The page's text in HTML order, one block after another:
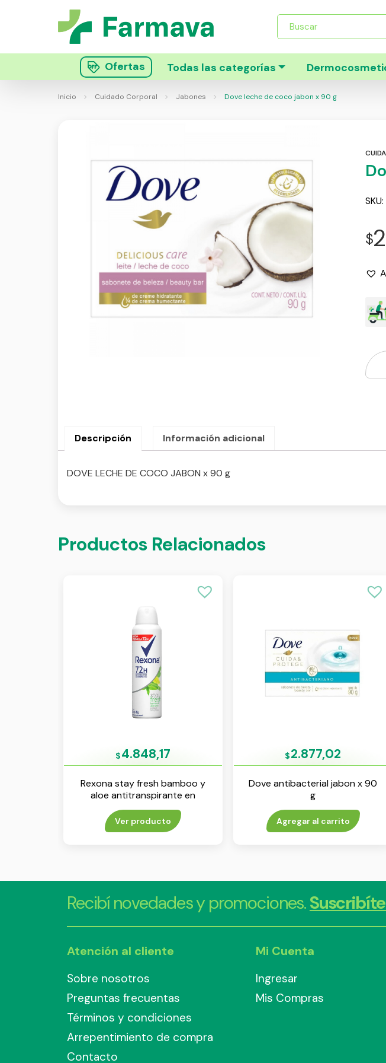
Búsqueda
productos
Ofertas Todas las categorías
Inicio Cuidado Corporal Jabones Dove leche de coco jabon x 90 g
SKU:
$
Descripción Información adicional
DOVE LECHE DE COCO JABON x 90 g
Productos Relacionados
$4.848,17
Rexona stay fresh bamboo y
aloe antitranspirante en
aerosol x 150 ml
Ver producto
$2.877,02
Dove antibacterial jabon x 90
g
Agregar al carrito
Recibí novedades y promociones.
Atención al cliente
Sobre nosotros
Preguntas frecuentas
Términos y condiciones
Arrepentimiento de compra
Contacto
Mi Cuenta
Ingresar
Mis Compras